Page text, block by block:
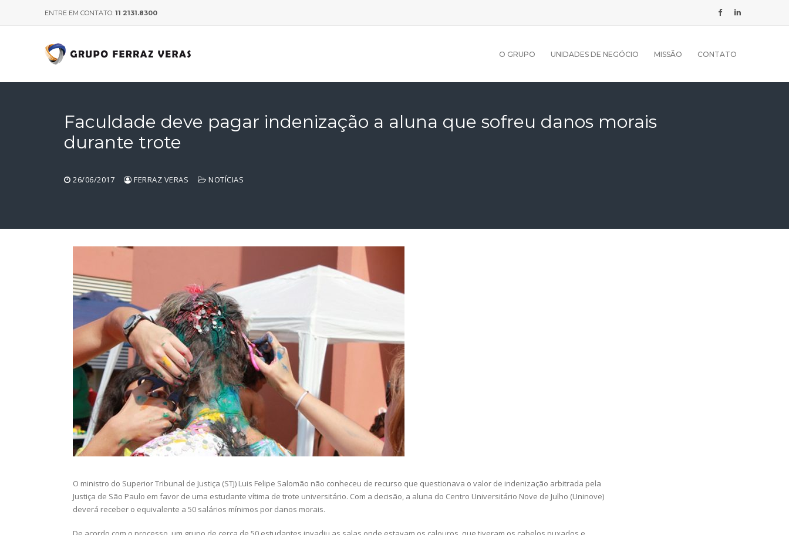
ENTRE EM CONTATO: 11 2131.8300
O GRUPO UNIDADES DE NEGÓCIO MISSÃO CONTATO
Faculdade deve pagar indenização a aluna que sofreu danos morais
durante trote
26/06/2017 FERRAZ VERAS NOTÍCIAS
O ministro do Superior Tribunal de Justiça (STJ) Luis Felipe Salomão não conheceu de recurso que questionava o valor de indenização arbitrada pela
Justiça de São Paulo em favor de uma estudante vítima de trote universitário. Com a decisão, a aluna do Centro Universitário Nove de Julho (Uninove)
deverá receber o equivalente a 50 salários mínimos por danos morais.